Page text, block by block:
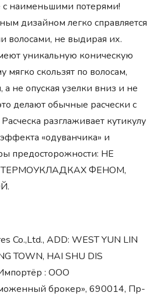
с наименьшими потерями!
дизайном легко справляется
волосами, не выдирая их.
уникальную коническую
мягко скользят по волосам,
не опуская узелки вниз и не
делают обычные расчески с
разглаживает кутикулу
«одуванчика» и
предосторожности: НЕ
ФЕНОМ,
Co.,Ltd., ADD: WEST YUN LIN
TOWN, HAI SHU DIS
Импортёр : ООО
брокер», 690014, Пр-